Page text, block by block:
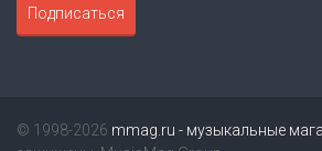
© 1998-2026 mmag.ru - музыкальные